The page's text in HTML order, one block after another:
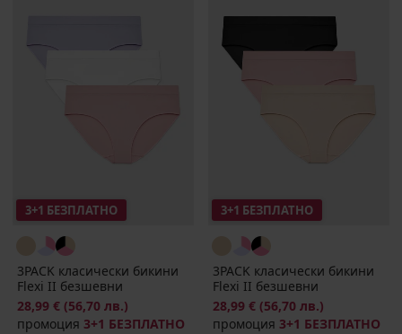
3+1 БЕЗПЛАТНО
3PACK класически бикини
Flexi II безшевни
28,99 € (56,70 лв.)
промоция 3+1 БЕЗПЛАТНО
3+1 БЕЗПЛАТНО
3PACK класически бикини
Flexi II безшевни
28,99 € (56,70 лв.)
промоция 3+1 БЕЗПЛАТНО